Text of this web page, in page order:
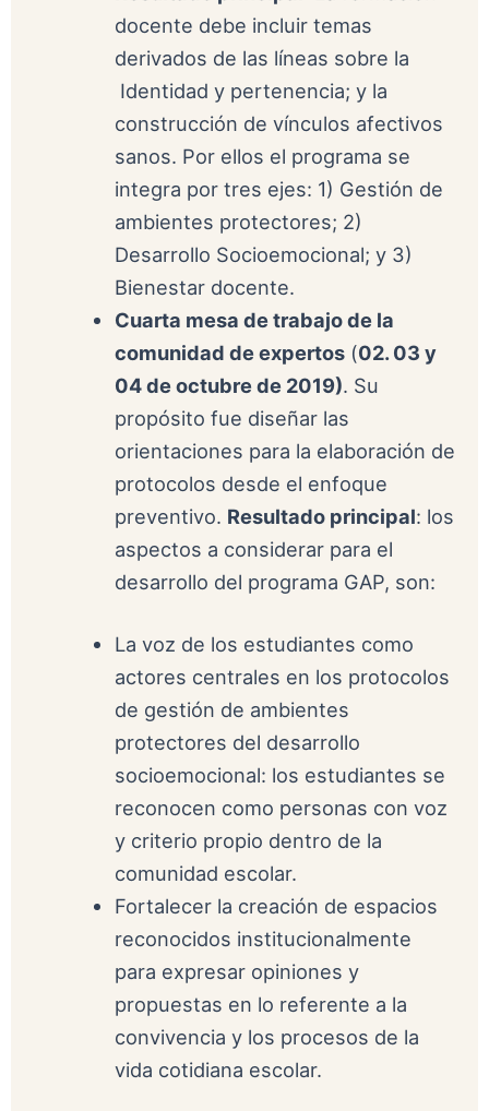
docente debe incluir temas
derivados de las líneas sobre la
Identidad y pertenencia; y la
construcción de vínculos afectivos
sanos. Por ellos el programa se
integra por tres ejes: 1) Gestión de
ambientes protectores; 2)
Desarrollo Socioemocional; y 3)
Bienestar docente.
Cuarta mesa de trabajo de la
comunidad de expertos(02. 03 y
04 de octubre de 2019). Su
propósito fue diseñar las
orientaciones para la elaboración de
protocolos desde el enfoque
preventivo. Resultado principal: los
aspectos a considerar para el
desarrollo del programa GAP, son:
La voz de los estudiantes como
actores centrales en los protocolos
de gestión de ambientes
protectores del desarrollo
socioemocional: los estudiantes se
reconocen como personas con voz
y criterio propio dentro de la
comunidad escolar.
Fortalecer la creación de espacios
reconocidos institucionalmente
para expresar opiniones y
propuestas en lo referente a la
convivencia y los procesos de la
vida cotidiana escolar.